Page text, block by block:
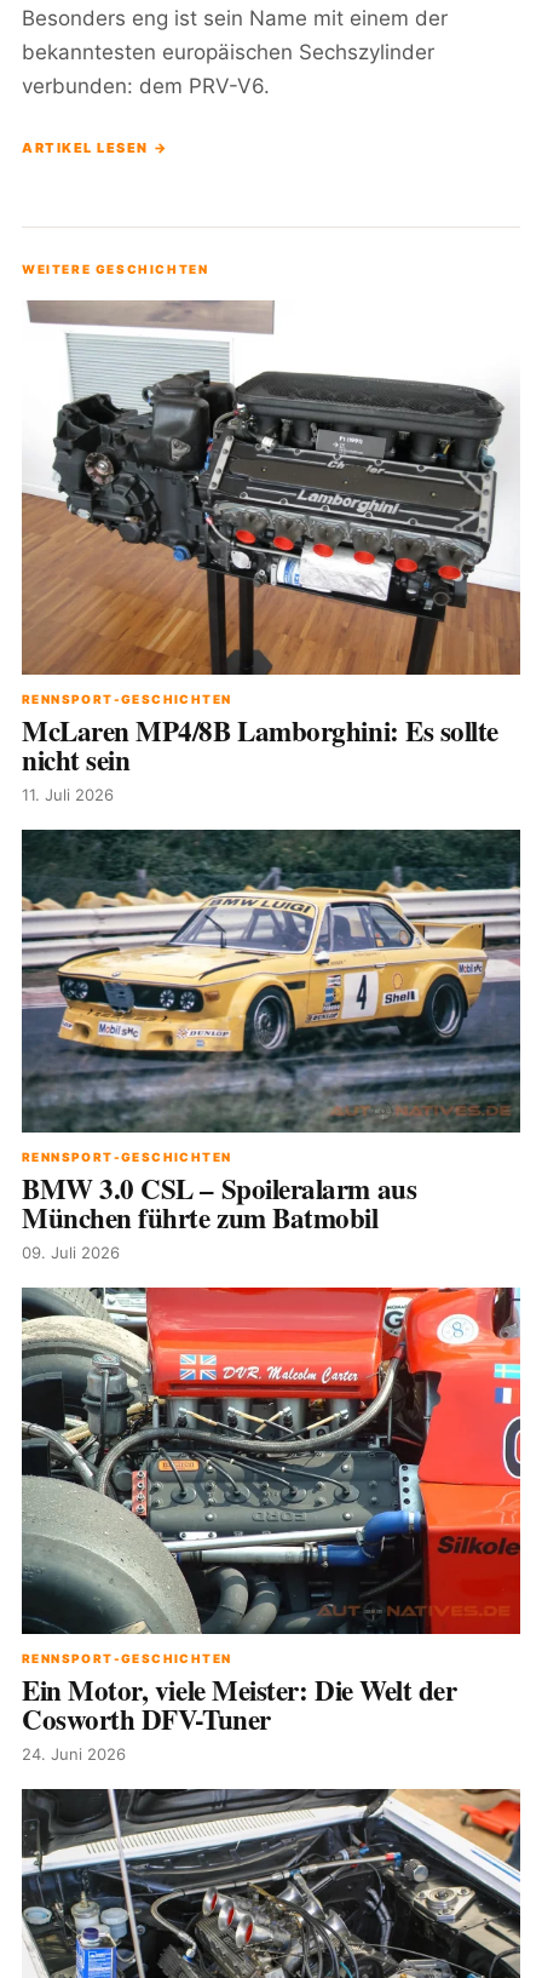
Besonders eng ist sein Name mit einem der
bekanntesten europäischen Sechszylinder
verbunden: dem PRV-V6.
ARTIKEL LESEN →
WEITERE GESCHICHTEN
RENNSPORT-GESCHICHTEN
McLaren MP4/8B Lamborghini: Es sollte
nicht sein
11. Juli 2026
RENNSPORT-GESCHICHTEN
BMW 3.0 CSL – Spoileralarm aus
München führte zum Batmobil
09. Juli 2026
RENNSPORT-GESCHICHTEN
Ein Motor, viele Meister: Die Welt der
Cosworth DFV-Tuner
24. Juni 2026